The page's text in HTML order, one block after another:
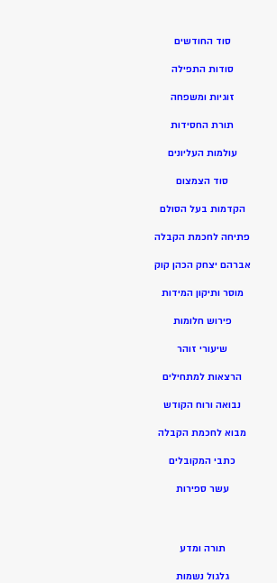
סוד החודשים
סודות התפילה
זוגיות ומשפחה
תורת החסידות
עולמות העליונים
סוד הצמצום
הקדמות בעל הסולם
פתיחה לחכמת הקבלה
אברהם יצחק הכהן קוק
מוסר ותיקון המידות
פירוש חלומות
שיעורי זוהר
הרצאות למתחילים
נבואה ורוח הקודש
מבוא לחכמת הקבלה
כתבי המקובלים
עשר ספירות
תורה ומדע
גלגול נשמות